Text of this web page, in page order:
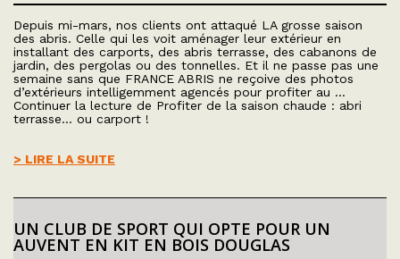
Depuis mi-mars, nos clients ont attaqué LA grosse saison
des abris. Celle qui les voit aménager leur extérieur en
installant des carports, des abris terrasse, des cabanons de
jardin, des pergolas ou des tonnelles. Et il ne passe pas une
semaine sans que FRANCE ABRIS ne reçoive des photos
d’extérieurs intelligemment agencés pour profiter au …
Continuer la lecture de Profiter de la saison chaude : abri
terrasse… ou carport !
> LIRE LA SUITE
UN CLUB DE SPORT QUI OPTE POUR UN
AUVENT EN KIT EN BOIS DOUGLAS